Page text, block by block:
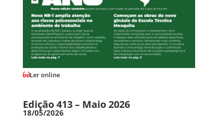
Ler online
Edição 413 – Maio 2026
18/05/2026